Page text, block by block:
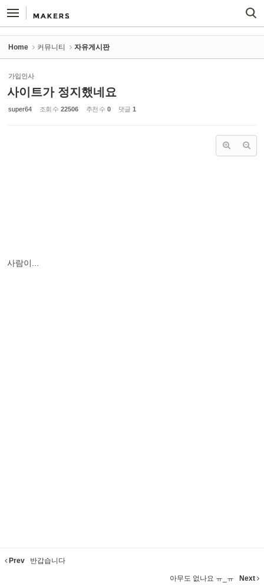
Home 커뮤니티 자유게시판
가입인사
사이트가 정지했네요
super64 조회 수 22506 추천 수 0 댓글 1
사람이...
Prev 반갑습니다
아무도 없나요 ㅠ_ㅠ Next